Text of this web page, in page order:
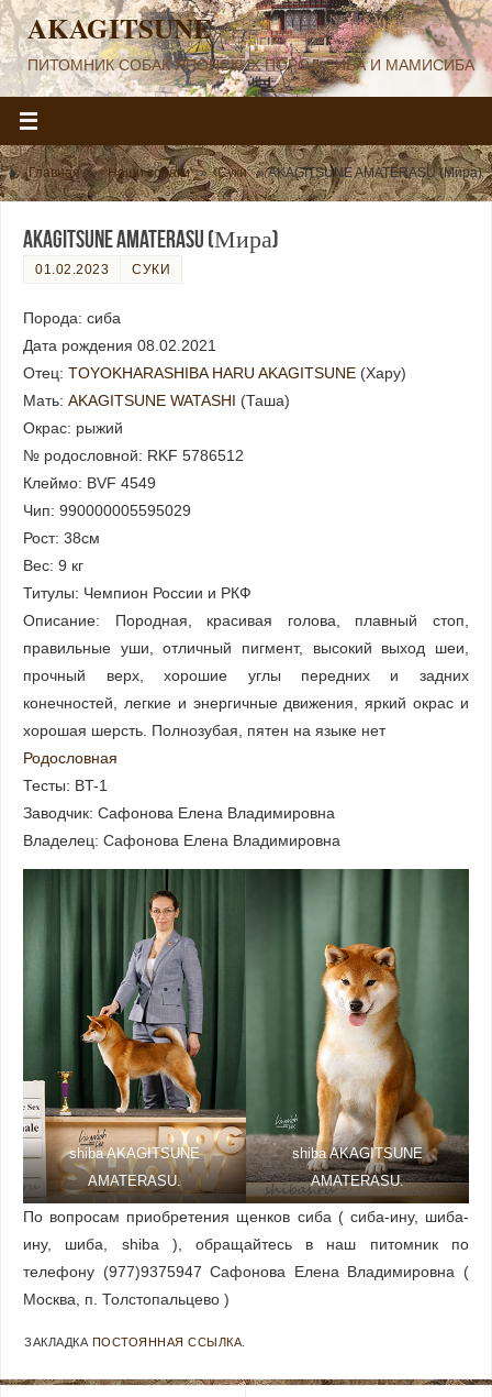
AKAGITSUNE
ПИТОМНИК СОБАК ЯПОНСКИХ ПОРОД СИБА И МАМИСИБА
Главная » Наши собаки » Суки »AKAGITSUNE AMATERASU (Мира)
AKAGITSUNE AMATERASU (Мира)
01.02.2023 СУКИ
Порода: сиба
Дата рождения 08.02.2021
Отец:TOYOKHARASHIBA HARU AKAGITSUNE (Хару)
Мать:AKAGITSUNE WATASHI (Таша)
Окрас: рыжий
№ родословной: RKF 5786512
Клеймо: BVF 4549
Чип: 990000005595029
Рост: 38см
Вес: 9 кг
Титулы: Чемпион России и РКФ
Описание: Породная, красивая голова, плавный стоп,
правильные уши, отличный пигмент, высокий выход шеи,
прочный верх, хорошие углы передних и задних
конечностей, легкие и энергичные движения, яркий окрас и
хорошая шерсть. Полнозубая, пятен на языке нет
Родословная
Тесты: BT-1
Заводчик: Сафонова Елена Владимировна
Владелец: Сафонова Елена Владимировна
shiba AKAGITSUNE
AMATERASU.
shiba AKAGITSUNE
AMATERASU.
По вопросам приобретения щенков сиба ( сиба-ину, шиба-
ину, шиба, shiba ), обращайтесь в наш питомник по
телефону (977)9375947 Сафонова Елена Владимировна (
Москва, п. Толстопальцево )
ЗАКЛАДКА ПОСТОЯННАЯ ССЫЛКА